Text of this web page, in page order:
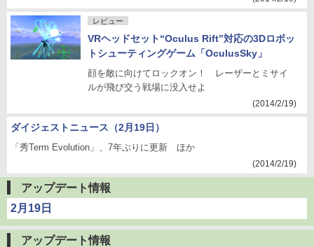
レビュー
VRヘッドセット“Oculus Rift”対応の3Dロボッ
トシューティングゲーム「OculusSky」
顔を敵に向けてロックオン！ レーザーとミサイ
ルが飛び交う戦場に没入せよ
(2014/2/19)
ダイジェストニュース（2月19日）
「秀Term Evolution」、7年ぶりに更新 ほか
(2014/2/19)
アップデート情報
2月19日
アップデート情報